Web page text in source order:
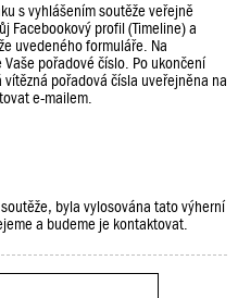
s vyhlášením soutěže veřejně
Facebookový profil (Timeline) a
uvedeného formuláře. Na
pořadové číslo. Po ukončení
pořadová čísla uveřejněna na
e-mailem.
byla vylosována tato výherní
a budeme je kontaktovat.